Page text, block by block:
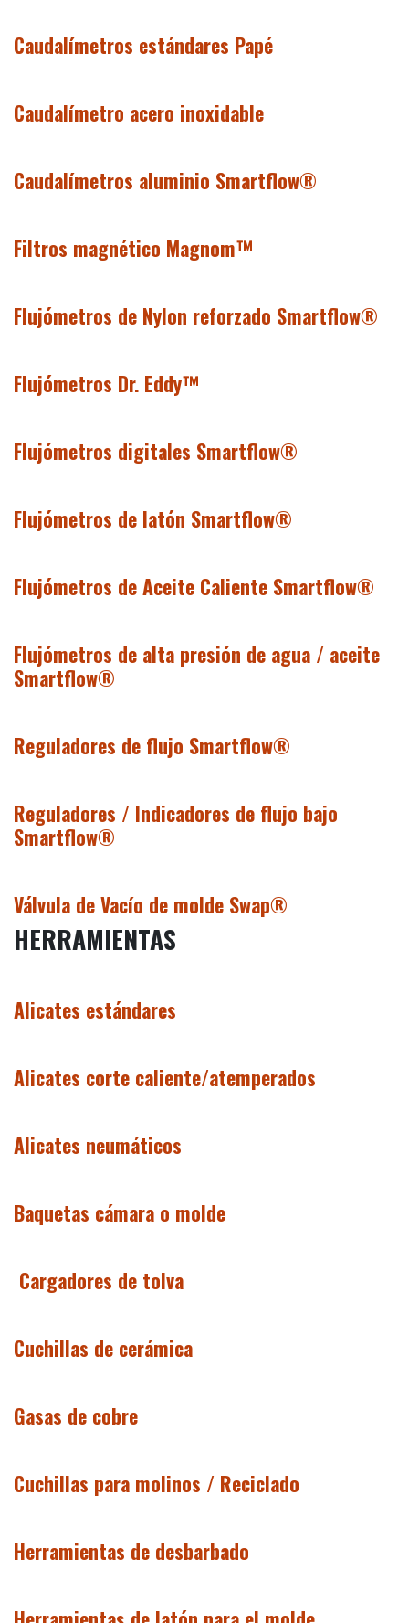
Caudalímetros estándares Papé
Caudalímetro acero inoxidable
Caudalímetros aluminio Smartflow®
Filtros magnético Magnom™
Flujómetros de Nylon reforzado Smartflow®
Flujómetros Dr. Eddy™
Flujómetros digitales Smartflow®
Flujómetros de latón Smartflow®
Flujómetros de Aceite Caliente Smartflow®
Flujómetros de alta presión de agua / aceite
Smartflow®
Reguladores de flujo Smartflow®
Reguladores / Indicadores de flujo bajo
Smartflow®
Válvula de Vacío de molde Swap®
HERRAMIENTAS
Alicates estándares
Alicates corte caliente/atemperados
Alicates neumáticos
Baquetas cámara o molde
Cargadores de tolva
Cuchillas de cerámica
Gasas de cobre
Cuchillas para molinos / Reciclado
Herramientas de desbarbado